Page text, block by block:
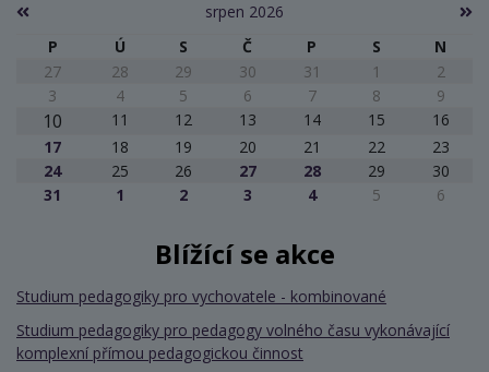
srpen 2026
P
Ú S Č P S
N
27
28 29 30 31 1
2
3
4 5 6 7 8 9
10 11 12 13 14 15
16
17
18 19 20 21 22
23
24
25 26 27 28 29
30
31
1 2 3 4 5 6
Blížící se akce
Studium pedagogiky pro vychovatele - kombinované
Studium pedagogiky pro pedagogy volného času vykonávající
komplexní přímou pedagogickou činnost